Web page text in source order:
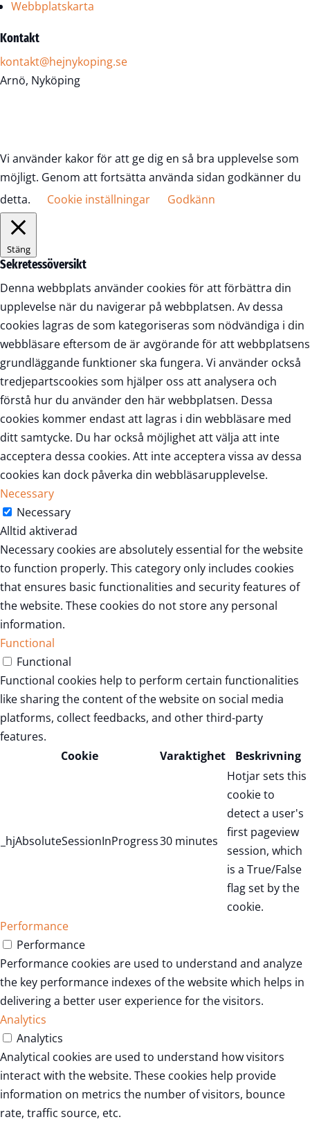
Webbplatskarta
Kontakt
kontakt@hejnykoping.se
Arnö, Nyköping
Vi använder kakor för att ge dig en så bra upplevelse som
möjligt. Genom att fortsätta använda sidan godkänner du
detta.
Cookie inställningar Godkänn
Stäng
Sekretessöversikt
Denna webbplats använder cookies för att förbättra din
upplevelse när du navigerar på webbplatsen. Av dessa
cookies lagras de som kategoriseras som nödvändiga i din
webbläsare eftersom de är avgörande för att webbplatsens
grundläggande funktioner ska fungera. Vi använder också
tredjepartscookies som hjälper oss att analysera och
förstå hur du använder den här webbplatsen. Dessa
cookies kommer endast att lagras i din webbläsare med
ditt samtycke. Du har också möjlighet att välja att inte
acceptera dessa cookies. Att inte acceptera vissa av dessa
cookies kan dock påverka din webbläsarupplevelse.
Necessary
Necessary
Alltid aktiverad
Necessary cookies are absolutely essential for the website
to function properly. This category only includes cookies
that ensures basic functionalities and security features of
the website. These cookies do not store any personal
information.
Functional
Functional
Functional cookies help to perform certain functionalities
like sharing the content of the website on social media
platforms, collect feedbacks, and other third-party
features.
Cookie
Varaktighet Beskrivning
_hjAbsoluteSessionInProgress30 minutes
Hotjar sets this
cookie to
detect a user's
first pageview
session, which
is a True/False
flag set by the
cookie.
Performance
Performance
Performance cookies are used to understand and analyze
the key performance indexes of the website which helps in
delivering a better user experience for the visitors.
Analytics
Analytics
Analytical cookies are used to understand how visitors
interact with the website. These cookies help provide
information on metrics the number of visitors, bounce
rate, traffic source, etc.